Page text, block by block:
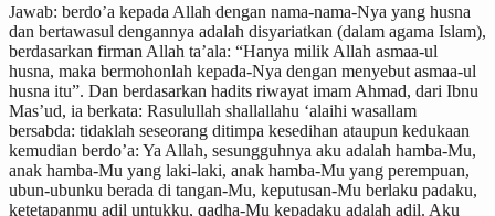
Jawab: berdo’a kepada Allah dengan nama-nama-Nya yang husna
dan bertawasul dengannya adalah disyariatkan (dalam agama Islam),
berdasarkan firman Allah ta’ala: “Hanya milik Allah asmaa-ul
husna, maka bermohonlah kepada-Nya dengan menyebut asmaa-ul
husna itu”. Dan berdasarkan hadits riwayat imam Ahmad, dari Ibnu
Mas’ud, ia berkata: Rasulullah shallallahu ‘alaihi wasallam
bersabda: tidaklah seseorang ditimpa kesedihan ataupun kedukaan
kemudian berdo’a: Ya Allah, sesungguhnya aku adalah hamba-Mu,
anak hamba-Mu yang laki-laki, anak hamba-Mu yang perempuan,
ubun-ubunku berada di tangan-Mu, keputusan-Mu berlaku padaku,
ketetapanmu adil untukku, qadha-Mu kepadaku adalah adil. Aku